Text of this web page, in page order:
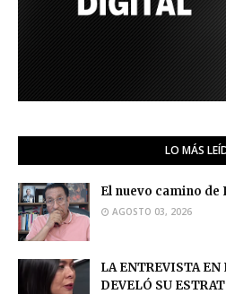
LO MÁS
El nuevo camino de
AGOSTO 03, 2026
LA ENTREVISTA EN
DEVELÓ SU